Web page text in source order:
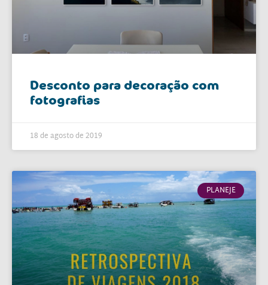
Desconto para decoração com
fotografias
18 de agosto de 2019
PLANEJE